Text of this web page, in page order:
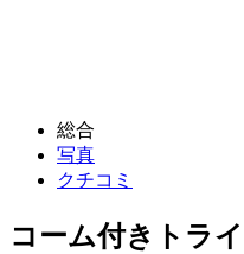
総合
写真
クチコミ
コーム付きトラ